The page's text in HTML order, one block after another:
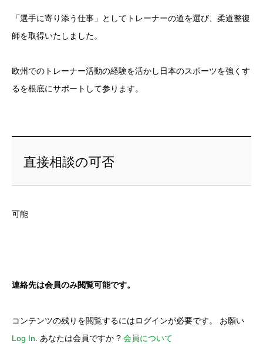
「選手に寄り添う仕事」としてトレーナーの道を選び、柔道整復
師を取得いたしました。
欧州でのトレーナー活動の経験を活かし日本のスポーツを強くす
るを根底にサポートして参ります。
直接相談の可否
可能
連絡先は会員のみ閲覧可能です。
コンテンツの残りを閲覧するにはログインが必要です。 お願い
Log In . あなたは会員ですか ? 会員について